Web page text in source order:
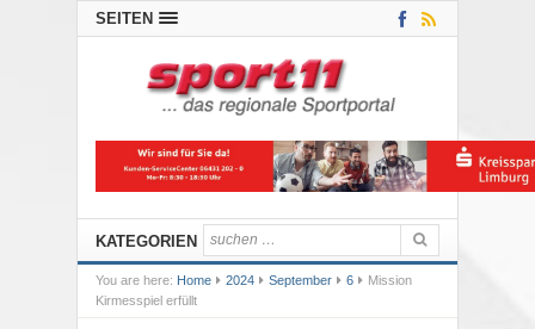
SEITEN
KATEGORIEN
You are here: Home 2024 September 6
Mission
Kirmesspiel erfüllt